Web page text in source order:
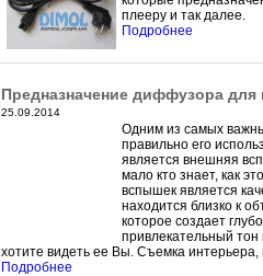
плееру и так далее.
Подробнее
Предназначение диффузора
25.09.2014
Одним из самых
правильно его
является внешняя
мало кто знает, как
вспышек является
находится близко к
которое создает
привлекательный тон
хотите видеть ее Вы. Съемка
Подробнее